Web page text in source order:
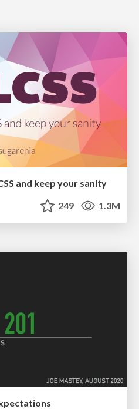
and keep your sanity
249 1.3M